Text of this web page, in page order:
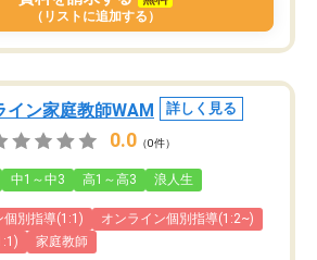
（リストに追加する）
イン家庭教師WAM 詳しく見る
0.0 （0件）
中1～中3 高1～高3 浪人生
個別指導(1:1)
オンライン個別指導(1:2~)
家庭教師